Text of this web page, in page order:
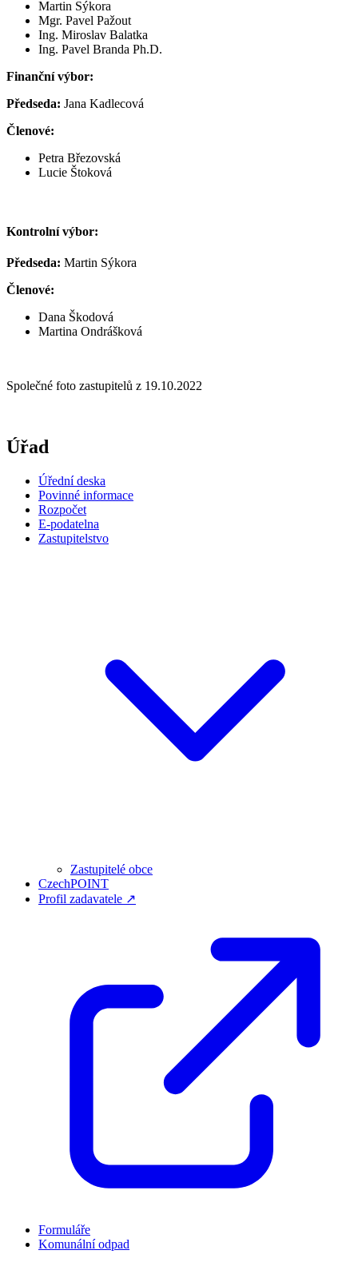
Martin Sýkora
Mgr. Pavel Pažout
Ing. Miroslav Balatka
Ing. Pavel Branda Ph.D.
Finanční výbor:
Předseda: Jana Kadlecová
Členové:
Petra Březovská
Lucie Štoková
Kontrolní výbor:
Předseda: Martin Sýkora
Členové:
Dana Škodová
Martina Ondrášková
Společné foto zastupitelů z 19.10.2022
Úřad
Úřední deska
Povinné informace
Rozpočet
E-podatelna
Zastupitelstvo
Zastupitelé obce
CzechPOINT
Profil zadavatele ↗
Formuláře
Komunální odpad